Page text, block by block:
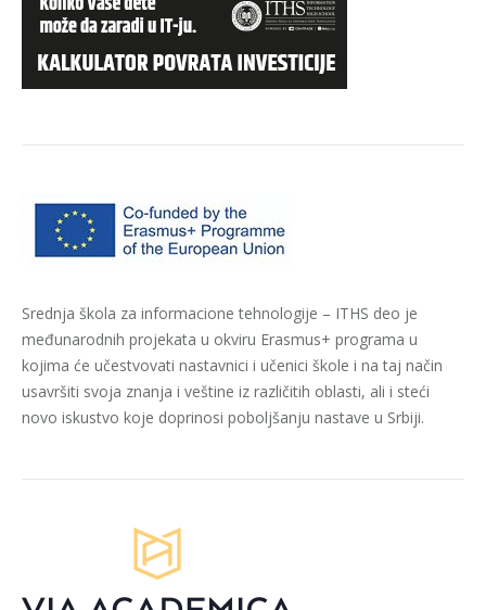
Srednja škola za informacione tehnologije – ITHS deo je
međunarodnih projekata u okviru Erasmus+ programa u
kojima će učestvovati nastavnici i učenici škole i na taj način
usavršiti svoja znanja i veštine iz različitih oblasti, ali i steći
novo iskustvo koje doprinosi poboljšanju nastave u Srbiji.